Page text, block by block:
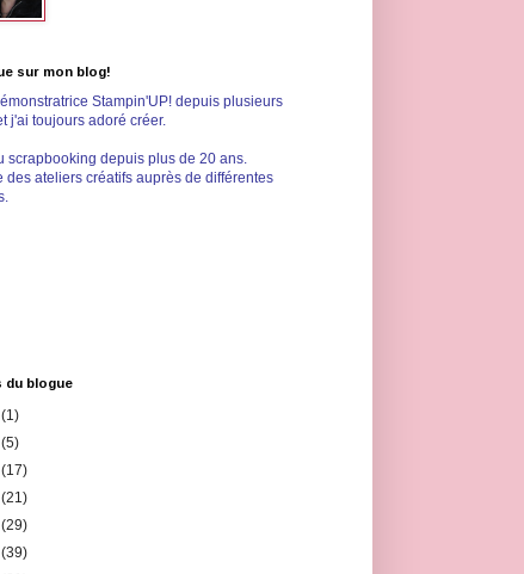
sur mon blog!
Stampin'UP! depuis plusieurs
j'ai toujours adoré créer.
scrapbooking depuis plus de 20 ans.
des ateliers créatifs auprès de différentes
du blogue
(1)
(5)
(17)
(21)
(29)
(39)